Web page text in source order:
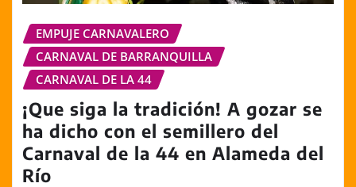
EMPUJE CARNAVALERO
CARNAVAL DE BARRANQUILLA
CARNAVAL DE LA 44
¡Que siga la tradición! A gozar se
ha dicho con el semillero del
Carnaval de la 44 en Alameda del
Río